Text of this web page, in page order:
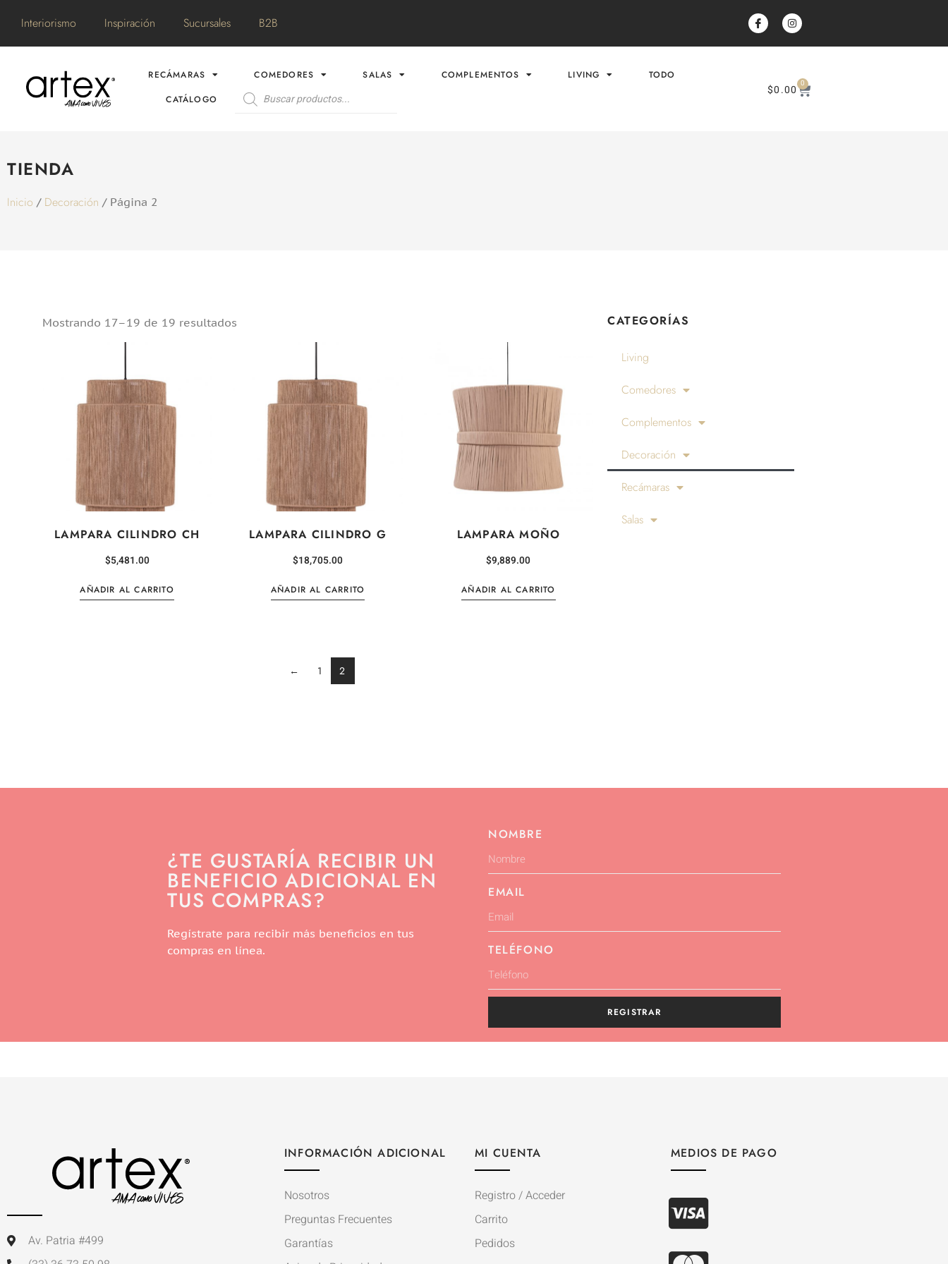
Interiorismo Inspiración Sucursales B2B
RECÁMARAS COMEDORES SALAS COMPLEMENTOS LIVING
TODO
CATÁLOGO
$0.00 0
TIENDA
Inicio / Decoración / Página 2
Mostrando 17–19 de 19 resultados
LAMPARA CILINDRO CH
$5,481.00
AÑADIR AL CARRITO
LAMPARA CILINDRO G
$18,705.00
AÑADIR AL CARRITO
LAMPARA MOÑO
$9,889.00
AÑADIR AL CARRITO
← 1 2
CATEGORÍAS
Living
Comedores
Complementos
Decoración
Recámaras
Salas
¿TE GUSTARÍA RECIBIR UN
BENEFICIO ADICIONAL EN
TUS COMPRAS?
Regístrate para recibir más beneficios en tus
compras en línea.
NOMBRE
EMAIL
TELÉFONO
REGISTRAR
Av. Patria #499
INFORMACIÓN ADICIONAL
Nosotros
Preguntas Frecuentes
Garantías
MI CUENTA
Registro / Acceder
Carrito
Pedidos
MEDIOS DE PAGO